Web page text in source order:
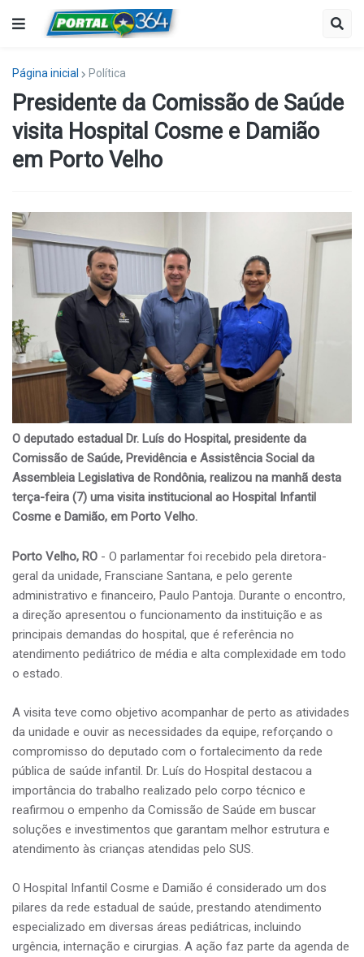
Página inicial Política
Presidente da Comissão de Saúde
visita Hospital Cosme e Damião
em Porto Velho
O deputado estadual Dr. Luís do Hospital, presidente da
Comissão de Saúde, Previdência e Assistência Social da
Assembleia Legislativa de Rondônia, realizou na manhã desta
terça-feira (7) uma visita institucional ao Hospital Infantil
Cosme e Damião, em Porto Velho.
Porto Velho, RO - O parlamentar foi recebido pela diretora-
geral da unidade, Fransciane Santana, e pelo gerente
administrativo e financeiro, Paulo Pantoja. Durante o encontro,
a direção apresentou o funcionamento da instituição e as
principais demandas do hospital, que é referência no
atendimento pediátrico de média e alta complexidade em todo
o estado.
A visita teve como objetivo acompanhar de perto as atividades
da unidade e ouvir as necessidades da equipe, reforçando o
compromisso do deputado com o fortalecimento da rede
pública de saúde infantil. Dr. Luís do Hospital destacou a
importância do trabalho realizado pelo corpo técnico e
reafirmou o empenho da Comissão de Saúde em buscar
soluções e investimentos que garantam melhor estrutura e
atendimento às crianças atendidas pelo SUS.
O Hospital Infantil Cosme e Damião é considerado um dos
pilares da rede estadual de saúde, prestando atendimento
especializado em diversas áreas pediátricas, incluindo
urgência, internação e cirurgias. A ação faz parte da agenda de